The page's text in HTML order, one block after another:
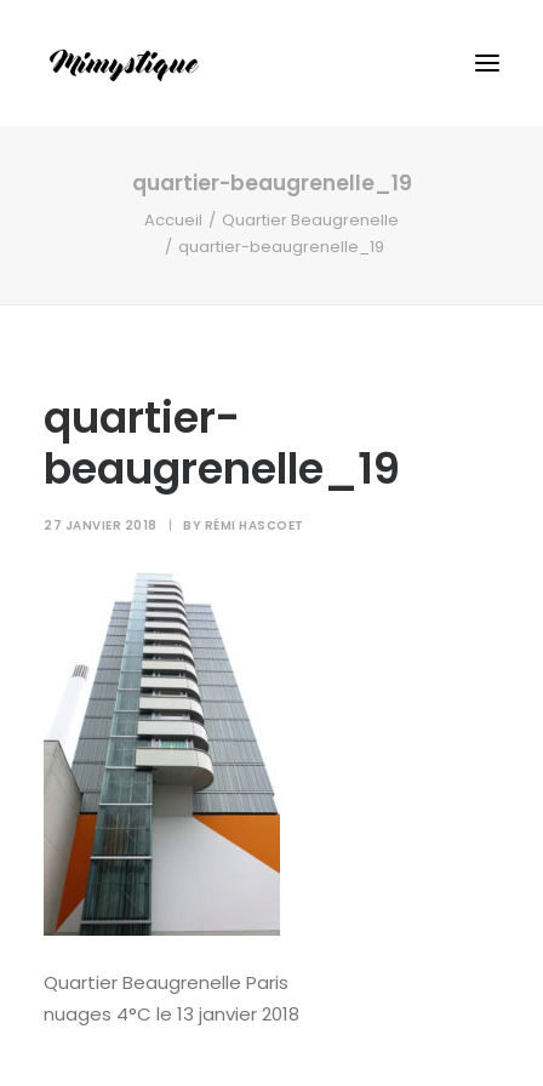
RECHERCHE
quartier-beaugrenelle_19
Accueil
Quartier Beaugrenelle
quartier-beaugrenelle_19
quartier-
beaugrenelle_19
27 JANVIER 2018 | BY RÉMI HASCOET
Quartier Beaugrenelle Paris
nuages 4°C le 13 janvier 2018